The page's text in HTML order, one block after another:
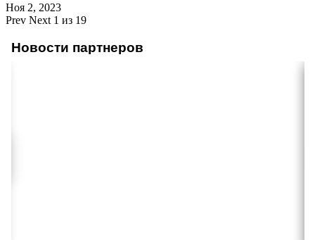
Ноя 2, 2023
Prev Next 1 из 19
Новости партнеров